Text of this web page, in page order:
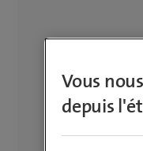
Vous
depuis